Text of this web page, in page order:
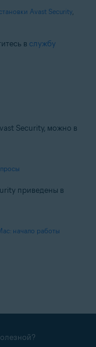
Avast Security,
в службу
Security, можно в
приведены в
начало работы